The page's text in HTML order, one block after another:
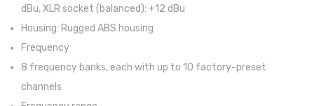
ARCO
Violinos
Violas de Arco
Violoncelos
dBu, XLR socket (balanced): +12 dBu
Housing: Rugged ABS housing
Frequency
8 frequency banks, each with up to 10 factory-preset
channels